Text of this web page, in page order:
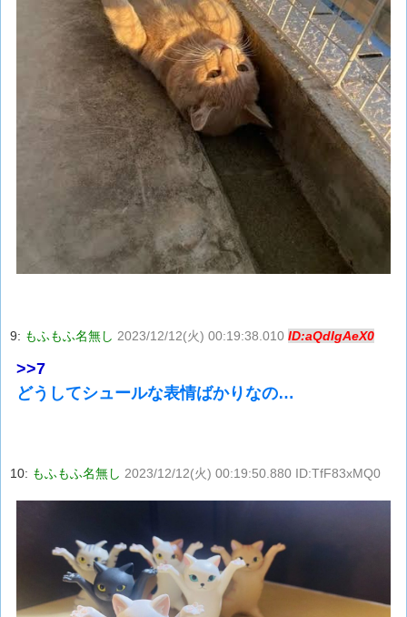
9: もふもふ名無し 2023/12/12(火) 00:19:38.010 ID:aQdIgAeX0
>>7
どうしてシュールな表情ばかりなの…
10: もふもふ名無し 2023/12/12(火) 00:19:50.880 ID:TfF83xMQ0